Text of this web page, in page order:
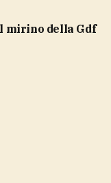
mirino della Gdf